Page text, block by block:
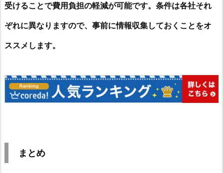
受けることで費用負担の軽減が可能です。条件は各社それ
ぞれに異なりますので、事前に情報収集しておくことをオ
ススメします。
まとめ